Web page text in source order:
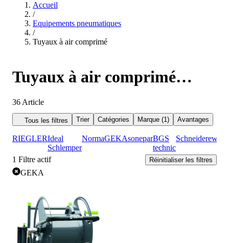
Accueil
/
Equipements pneumatiques
/
Tuyaux à air comprimé
Tuyaux à air comprimé
GEKA
36 Article
Tous les filtres Trier Catégories Marque (1) Avantages
RIEGLERIdeal
Schlemper
NormaGEKAsoneparBGS
technic
Schneiderewo
1 Filtre actif Réinitialiser les filtres
GEKA